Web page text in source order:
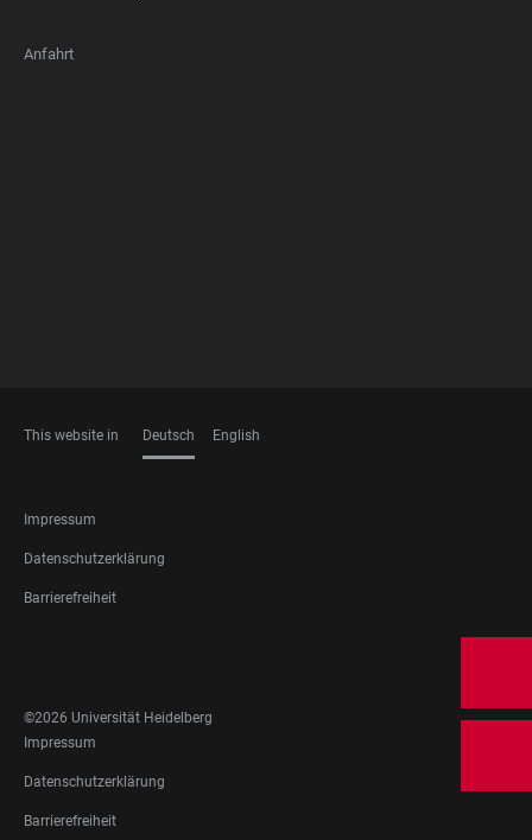
Anfahrt
This website in Deutsch English
FOOTER
LEGAL
Impressum
Datenschutzerklärung
Barrierefreiheit
MEDIA
©2026 Universität Heidelberg
FOOTER
LEGAL
Impressum
Datenschutzerklärung
Barrierefreiheit